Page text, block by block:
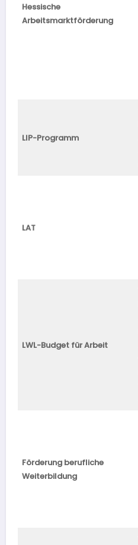
Hessische
Arbeitsmarktförderung
LIP-Programm
LAT
LWL-Budget für Arbeit
Förderung berufliche
Weiterbildung